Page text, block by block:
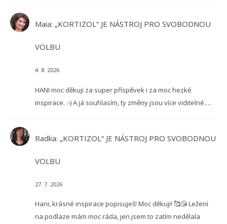
Maia: „KORTIZOL“ JE NÁSTROJ PRO SVOBODNOU
VOLBU
4. 8. 2026
HANI moc děkuji za super příspěvek i za moc hezké
inspirace. :-) A já souhlasím, ty změny jsou více viditelné.…
Radka: „KORTIZOL“ JE NÁSTROJ PRO SVOBODNOU
VOLBU
27. 7. 2026
Hani, krásné inspirace popisuješ! Moc děkuji! 🥰😘 Ležení
na podlaze mám moc ráda, jen jsem to zatím nedělala